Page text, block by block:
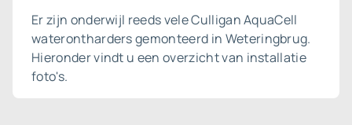
Er zijn onderwijl reeds vele Culligan AquaCell
waterontharders gemonteerd in Weteringbrug.
Hieronder vindt u een overzicht van installatie
foto's.